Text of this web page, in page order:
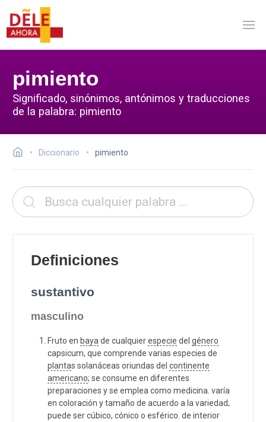
pimiento
Significado, sinónimos, antónimos y traducciones
de la palabra: pimiento
Diccionario pimiento
Definiciones
sustantivo
masculino
Fruto en baya de cualquierespecie del género
capsicum, que comprende varias especies de
plantas solanáceas oriundas del continente
americano; se consume en diferentes
preparaciones y se emplea como medicina. varía
en coloración y tamaño de acuerdo a la variedad;
puede ser cúbico, cónico o esférico. de interior